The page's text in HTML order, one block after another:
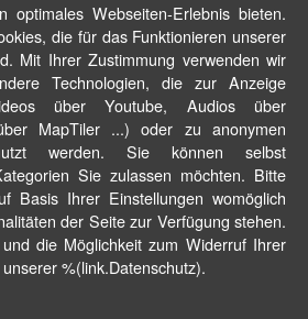
optimales Webseiten-Erlebnis bieten.
die für das Funktionieren unserer
Mit Ihrer Zustimmung verwenden wir
Technologien, die zur Anzeige
über Youtube, Audios über
MapTiler ...) oder zu anonymen
werden. Sie können selbst
Sie zulassen möchten. Bitte
Basis Ihrer Einstellungen womöglich
der Seite zur Verfügung stehen.
die Möglichkeit zum Widerruf Ihrer
%(link.Datenschutz).